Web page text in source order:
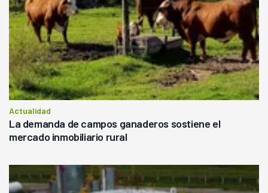
Actualidad
La demanda de campos ganaderos sostiene el
mercado inmobiliario rural